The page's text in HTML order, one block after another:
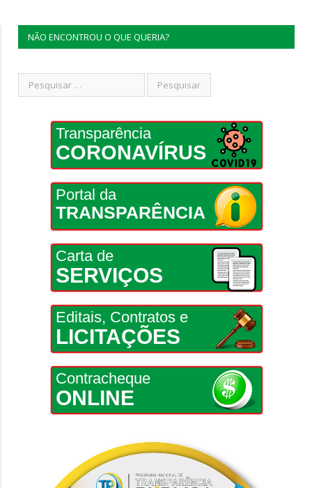
NÃO ENCONTROU O QUE QUERIA?
Transparência
CORONAVÍRUS
Portal da
TRANSPARÊNCIA
Carta de
SERVIÇOS
Editais, Contratos e
LICITAÇÕES
Contracheque
ONLINE